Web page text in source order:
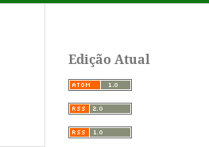
Edição Atual